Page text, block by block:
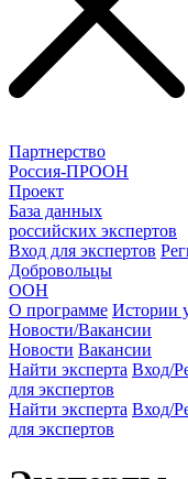
Партнерство
Россия-ПРООН
Проект
База данных
российских экспертов
Вход для экспертов
Добровольцы
ООН
О программе Истории
Новости/Вакансии
Новости Вакансии
Найти эксперта Вход/
для экспертов
Найти эксперта Вход/
для экспертов